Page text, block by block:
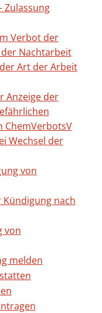
Zulassung
Verbot der
Nachtarbeit
Art der Arbeit
Anzeige der
ChemVerbotsV
Wechsel der
von
nach
von
melden